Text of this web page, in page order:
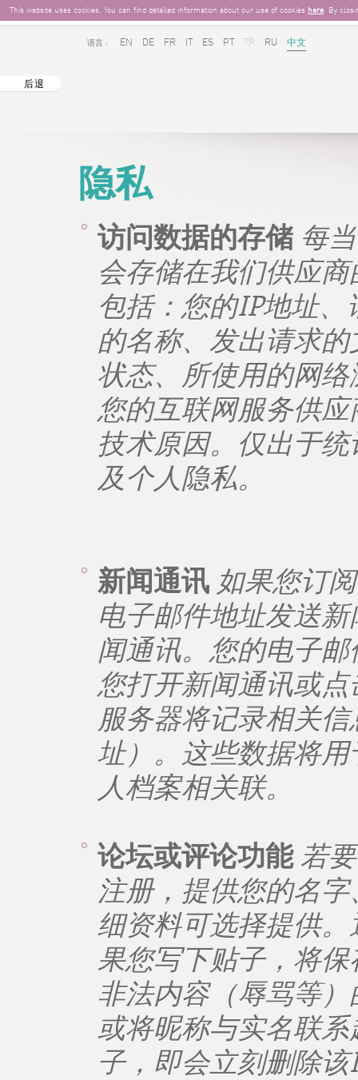
This website uses cookies. You can find detailed information about our use of cookies here. By
语言 : EN DE FR ES PT TR RU 中文
后退
隐私
访问数据的存储 每
会存储在我们供应
包括：您的IP地址、
的名称、发出请求
状态、所使用的网
您的互联网服务供
技术原因。仅出于
及个人隐私。
新闻通讯 如果您订
电子邮件地址发送
闻通讯。您的电子
您打开新闻通讯或
服务器将记录相关
址）。这些数据将
人档案相关联。
论坛或评论功能 若
注册，提供您的名
细资料可选择提供
果您写下贴子，将
非法内容（辱骂等
或将昵称与实名联
子，即会立刻删除该